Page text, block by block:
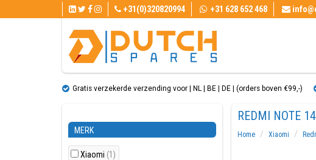
+31(0)320820994 +31 628 652 468
Gratis verzekerde verzending voor | NL | BE | DE | (orders boven €99,-)
MERK
Xiaomi (1)
REDMI NOTE
Home Xiaomi